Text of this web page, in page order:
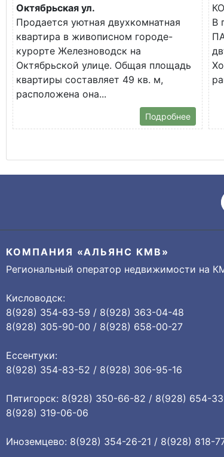
Октябрьская ул.
Продается уютная двухкомнатная
квартира в живописном городе-
курорте Железноводск на
Октябрьской улице. Общая площадь
квартиры составляет 49 кв. м,
расположена она...
Подробнее
В
КОМПАНИЯ «АЛЬЯНС КМВ»
Региональный оператор недвижимости на
Кисловодск:
8(928) 354-83-59 / 8(928) 363-04-48
8(928) 305-90-00 / 8(928) 658-00-27
Ессентуки:
8(928) 354-83-52 / 8(928) 306-95-16
Пятигорск: 8(928) 350-66-82 / 8(928) 654-
8(928) 319-06-06
Иноземцево: 8(928) 354-26-21 / 8(928) 818-